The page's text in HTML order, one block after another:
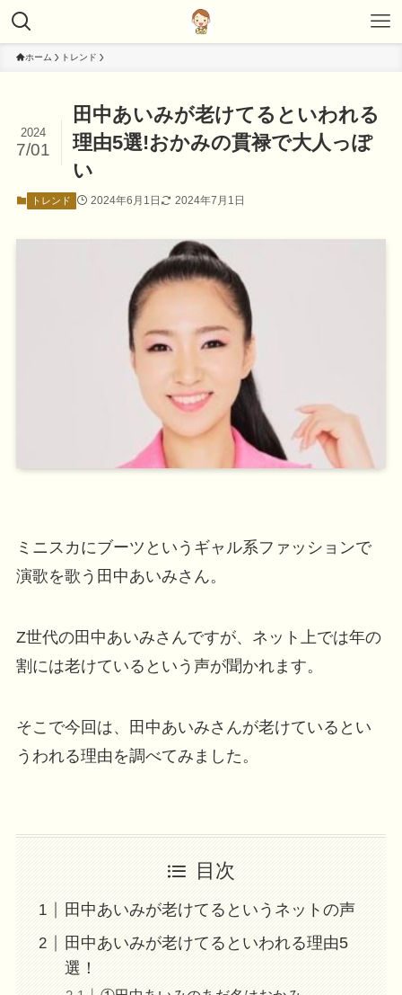
ホーム トレンド
田中あいみが老けてるといわれる
理由5選!おかみの貫禄で大人っぽ
い
2024
7/01
トレンド 2024年6月1日 2024年7月1日
ミニスカにブーツというギャル系ファッションで
演歌を歌う田中あいみさん。
Z世代の田中あいみさんですが、ネット上では年の
割には老けているという声が聞かれます。
そこで今回は、田中あいみさんが老けているとい
うわれる理由を調べてみました。
目次
田中あいみが老けてるというネットの声
田中あいみが老けてるといわれる理由5
選！